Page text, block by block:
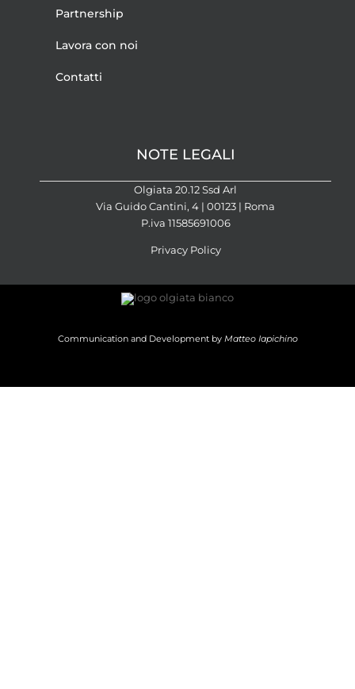
Partnership
Lavora con noi
Contatti
NOTE LEGALI
Olgiata 20.12 Ssd Arl
Via Guido Cantini, 4 | 00123 | Roma
P.iva 11585691006
Privacy Policy
Communication and Development by Matteo Iapichino